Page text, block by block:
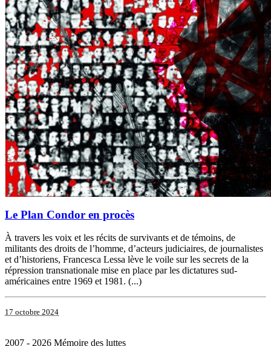
Le Plan Condor en procès
À travers les voix et les récits de survivants et de témoins, de
militants des droits de l’homme, d’acteurs judiciaires, de journalistes
et d’historiens, Francesca Lessa lève le voile sur les secrets de la
répression transnationale mise en place par les dictatures sud-
américaines entre 1969 et 1981. (...)
17 octobre 2024
2007 - 2026 Mémoire des luttes